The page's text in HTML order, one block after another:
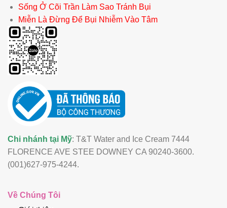
Sống Ở Cõi Trần Làm Sao Tránh Bụi
Miễn Là Đừng Để Bụi Nhiễm Vào Tâm
Chi nhánh tại Mỹ: T&T Water and Ice Cream 7444
FLORENCE AVE STEE DOWNEY CA 90240-3600.
(001)627-975-4244.
Về Chúng Tôi